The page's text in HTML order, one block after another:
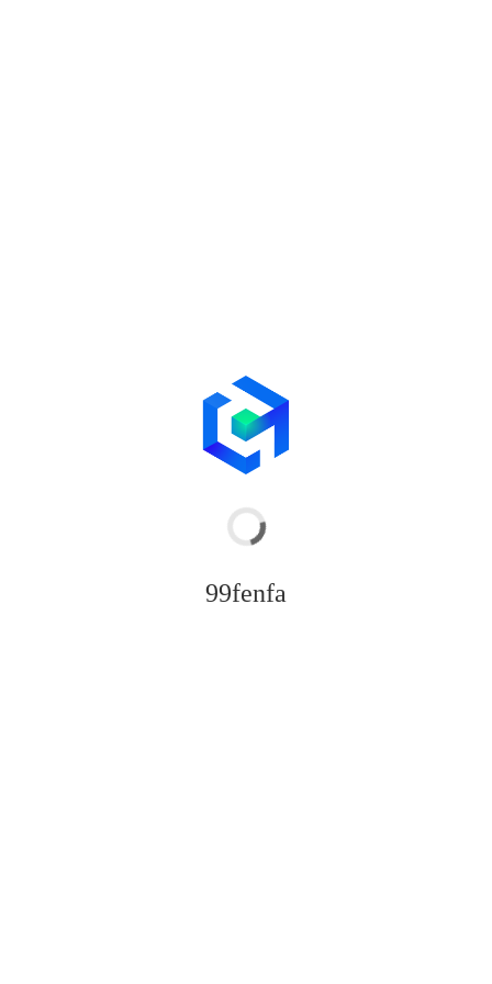
99fenfa